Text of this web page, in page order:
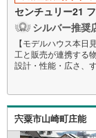
センチュリー21
シルバー推奨
【モデルハウス本
工と販売が連携する
設計・性能・広さ、
～自社ブランド物
■なぜ建売価格で「
施工から販売までグ
ト。その分を「広さ
宍粟市山崎町庄能